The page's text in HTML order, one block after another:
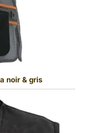
noir & gris